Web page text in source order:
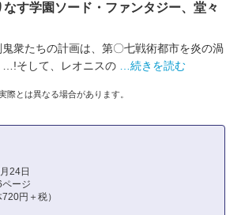
す学園ソード・ファンタジー、堂々
衆たちの計画は、第〇七戦術都市を炎の渦
…!そして、レオニスの
…続きを読む
とは異なる場合があります。
24日
ージ
円＋税）